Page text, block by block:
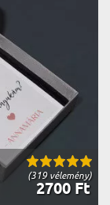
(319 vélemény)
2700 Ft